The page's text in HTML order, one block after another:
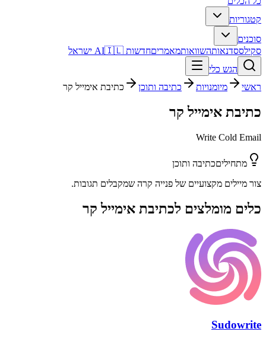
קטגוריות
סוכנים
סקילססדנאותהשוואותמאמריםחדשות AI 🇮🇱 ישראל
הגש כלי
ראשי
מיומנויות כתיבה ותוכן כתיבת אימייל קר
כתיבת אימייל קר
Write Cold Email
מתחיליםכתיבה ותוכן
צור מיילים מקצועיים של פנייה קרה שמקבלים תגובות.
כלים מומלצים לכתיבת אימייל קר
Sudowrite